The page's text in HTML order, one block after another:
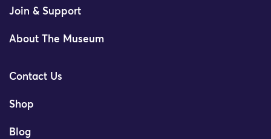
Join & Support
About The Museum
Contact Us
Shop
Blog